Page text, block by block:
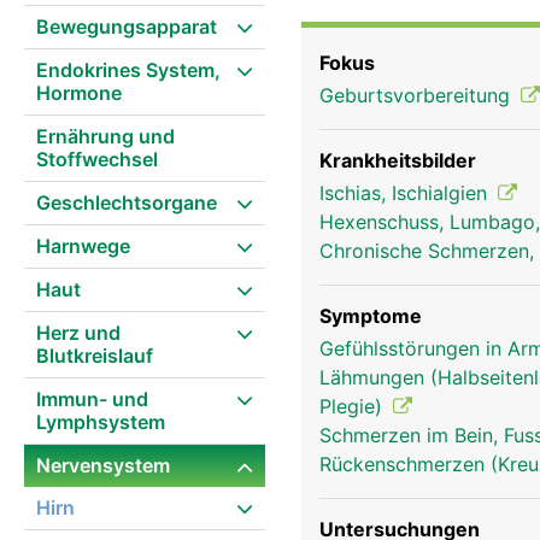
Bewegungsapparat
Endokrines System,
Hormone
Ernährung und
Stoffwechsel
Geschlechtsorgane
Harnwege
Haut
Herz und
Blutkreislauf
Immun- und
Lymphsystem
Nervensystem
Hirn
andererseits
Schäden des
Muskelschwächen
Fokus
Geburtsvorbereitung
Krankheitsbilder
Ischias, Ischialgien
Hexenschuss,
Chronische
Symptome
Gefühlsstörungen in
Lähmungen
Plegie)
Schmerzen im Bein,
Rückenschmerzen
Untersuchungen